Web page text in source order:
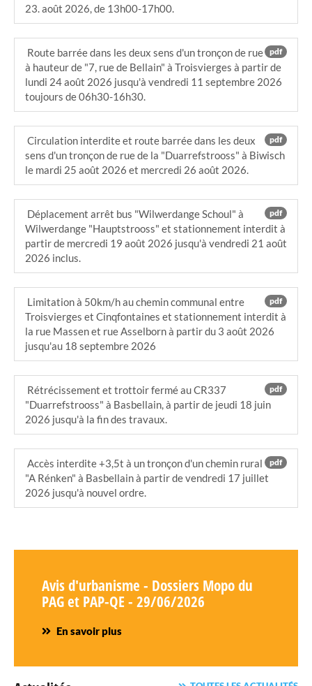
23. août 2026, de 13h00-17h00.
pdf
Route barrée dans les deux sens d'un tronçon de rue
à hauteur de "7, rue de Bellain" à Troisvierges à partir de
lundi 24 août 2026 jusqu'à vendredi 11 septembre 2026
toujours de 06h30-16h30.
pdf
Circulation interdite et route barrée dans les deux
sens d'un tronçon de rue de la "Duarrefstrooss" à Biwisch
le mardi 25 août 2026 et mercredi 26 août 2026.
pdf
Déplacement arrêt bus "Wilwerdange Schoul" à
Wilwerdange "Hauptstrooss" et stationnement interdit à
partir de mercredi 19 août 2026 jusqu'à vendredi 21 août
2026 inclus.
pdf
Limitation à 50km/h au chemin communal entre
Troisvierges et Cinqfontaines et stationnement interdit à
la rue Massen et rue Asselborn à partir du 3 août 2026
jusqu'au 18 septembre 2026
pdf
Rétrécissement et trottoir fermé au CR337
"Duarrefstrooss" à Basbellain, à partir de jeudi 18 juin
2026 jusqu'à la fin des travaux.
pdf
Accès interdite +3,5t à un tronçon d'un chemin rural
"A Rénken" à Basbellain à partir de vendredi 17 juillet
2026 jusqu'à nouvel ordre.
Avis d'urbanisme - Dossiers Mopo du
PAG et PAP-QE - 29/06/2026
En savoir plus